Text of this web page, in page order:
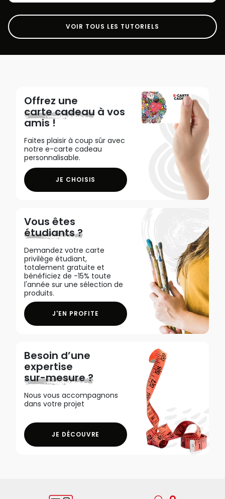
VOIR TOUS LES TUTORIELS
Offrez une
carte cadeau à vos
amis !
Faites plaisir à coup sûr avec
notre e-carte cadeau
personnalisable.
JE CHOISIS
Vous êtes
étudiants ?
Demandez votre carte
privilège étudiant,
totalement gratuite et
bénéficiez de -15% toute
l'année sur une sélection de
produits.
J'EN PROFITE
Besoin d’une
expertise
sur-mesure ?
Nous vous accompagnons
dans votre projet
JE DÉCOUVRE